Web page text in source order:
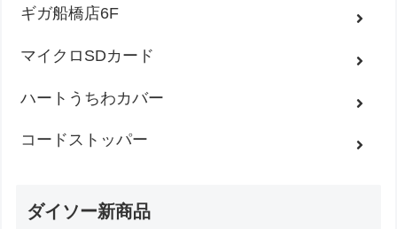
ギガ船橋店6F
マイクロSDカード
ハートうちわカバー
コードストッパー
ダイソー新商品